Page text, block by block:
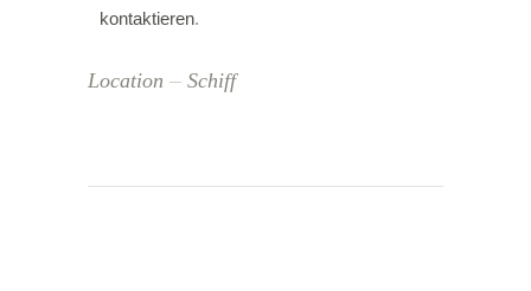
kontaktieren.
Location Schiff